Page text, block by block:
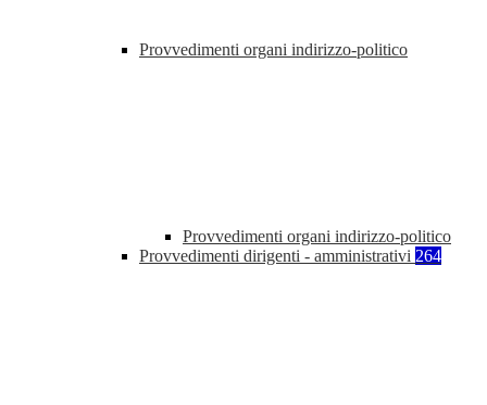
Provvedimenti organi indirizzo-politico
Provvedimenti organi indirizzo-politico
Provvedimenti dirigenti - amministrativi 264